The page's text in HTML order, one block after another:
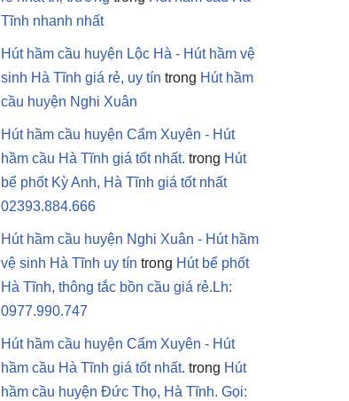
Tĩnh nhanh nhất
Hút hầm cầu huyện Lộc Hà - Hút hầm vệ
sinh Hà Tĩnh giá rẻ, uy tín trong Hút hầm
cầu huyện Nghi Xuân
Hút hầm cầu huyện Cẩm Xuyên - Hút
hầm cầu Hà Tĩnh giá tốt nhất. trong Hút
bể phốt Kỳ Anh, Hà Tĩnh giá tốt nhất
02393.884.666
Hút hầm cầu huyện Nghi Xuân - Hút hầm
vệ sinh Hà Tĩnh uy tín trong Hút bể phốt
Hà Tĩnh, thông tắc bồn cầu giá rẻ.Lh:
0977.990.747
Hút hầm cầu huyện Cẩm Xuyên - Hút
hầm cầu Hà Tĩnh giá tốt nhất. trong Hút
hầm cầu huyện Đức Thọ, Hà Tĩnh. Gọi: